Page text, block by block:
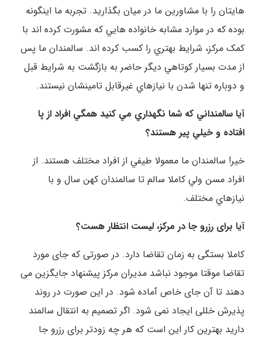
هايتان را با مشاورين ما در ميان بگذاريد. تجربه ما اينگونه
بوده که در موارد مشابه خانواده هايي که مشورت کرده اند با
کمک مرکز، شرايط بهتري را کسب کرده اند. سالمندان ما پس
از مدت بسيار کوتاهي ديگر حاضر به بازگشت به شرايط قبل
و دوباره تنها شدن با نيازهاي غيرقابل تامينشان نيستند.
آيا سالمنداني که شما نگهداري مي کنيد همگي افراد از پا
افتاده و خيلي پير هستند؟
خير! سالمندان ما معمولا طيفي از افراد مختلف هستند. از
افراد مسن ولي کاملا سالم تا سالمندان کهن سال و با
نيازهاي مختلف.
آیا برای رزرو جا در مرکز، لیست انتظار هست؟
کاملا بستگی به زمان تقاضا دارد. در صورتی که جای مورد
تقاضا موقتا موجود نباشد مدیران مرکز پیشنهاد جایگزین می
دهند تا آن جای خاص آماده شود. در این صورت در روند
پذیرش خللی ایجاد نمی شود. اگر تصمیم به انتقال سالمند
دارید بهترین کار این است که هر چه زودتر برای رزرو جا